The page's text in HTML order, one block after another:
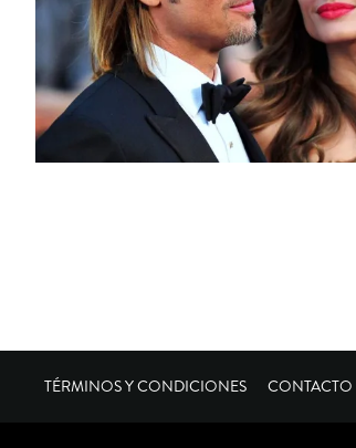
TÉRMINOS Y CONDICIONES CONTACTO